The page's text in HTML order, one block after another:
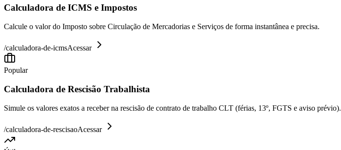
Calculadora de ICMS e Impostos
Calcule o valor do Imposto sobre Circulação de Mercadorias e Serviços de forma instantânea e precisa.
/calculadora-de-icmsAcessar
Popular
Calculadora de Rescisão Trabalhista
Simule os valores exatos a receber na rescisão de contrato de trabalho CLT (férias, 13º, FGTS e aviso prévio).
/calculadora-de-rescisaoAcessar